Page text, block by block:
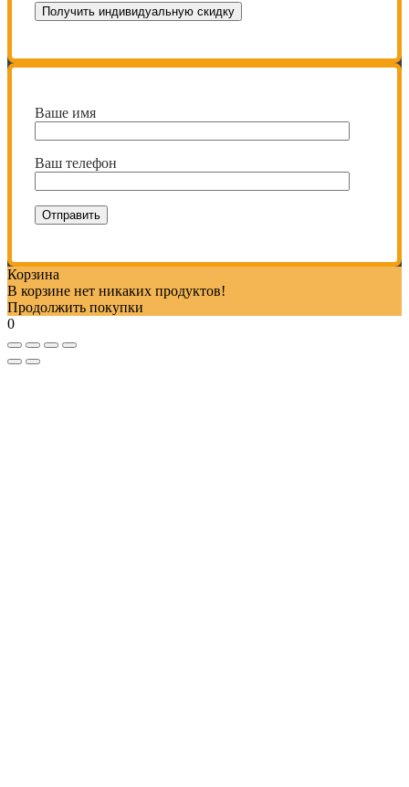
Ваше имя
Ваш телефон
Корзина
В корзине нет никаких продуктов!
Продолжить покупки
0